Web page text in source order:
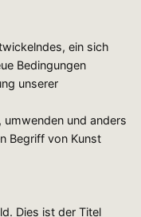
ein sich
Bedingungen
unserer
und anders
Begriff von Kunst
Dies ist der Titel